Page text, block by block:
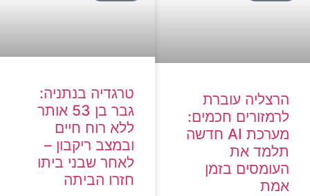
הרצליה עוברת
לרמזורים חכמים:
מערכת AI חדשה
תלמד את
העומסים בזמן
אמת
טרגדיה בנתניה:
גבר בן 53 אותר
ללא רוח חיים
ובמצב ריקבון –
לאחר שבני ביתו
חזרו הביתה